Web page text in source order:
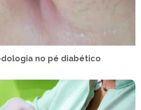
no pé diabético